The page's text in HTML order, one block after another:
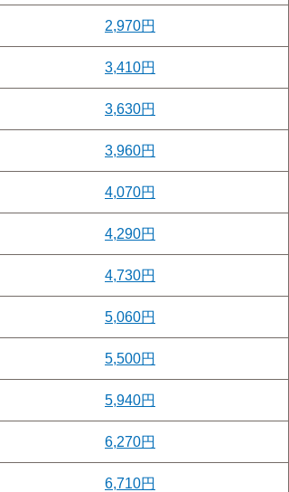
2,970円
3,410円
3,630円
3,960円
4,070円
4,290円
4,730円
5,060円
5,500円
5,940円
6,270円
6,710円